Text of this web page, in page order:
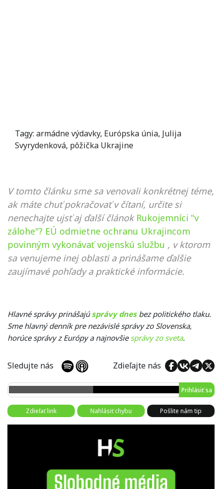
Tagy: armádne výdavky, Európska únia, Julija
Svyrydenková, pôžička Ukrajine
V tomto článku sme sa venovali konkrétnej téme,
ak máte chuť pokračovať v čítaní, určite si
nenechajte ujsť aj ďalší článok Rukojemníci "v
zálohe"? EÚ odmietne ochranu Ukrajincom
povinným vykonávať vojenskú službu , v ktorom
sa venujeme inej oblasti a prinášame ďalšie
zaujímavé pohľady a praktické informácie.
Hlavné správy prinášajú správy dnesbez politického tlaku.
Sme hlavný denník pre nezávislé správy zo Slovenska,
horúce správy z Európy a najnovšie správy zo sveta.
Sledujte nás Zdieľajte nás
Prihlásiť sa
Zdieľať link Nahlásiť chybu Pošlite nám tip